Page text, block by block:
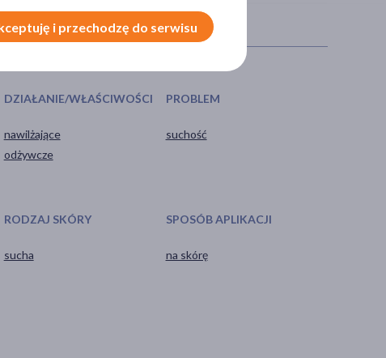
DZIAŁANIE/WŁAŚCIWOŚCI
nawilżające
odżywcze
PROBLEM
suchość
RODZAJ SKÓRY
sucha
SPOSÓB APLIKACJI
na skórę
i przechodzę do serwisu